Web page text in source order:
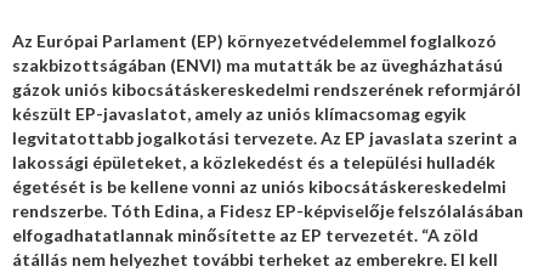
Az Európai Parlament (EP) környezetvédelemmel foglalkozó
szakbizottságában (ENVI) ma mutatták be az üvegházhatású
gázok uniós kibocsátáskereskedelmi rendszerének reformjáról
készült EP-javaslatot, amely az uniós klímacsomag egyik
legvitatottabb jogalkotási tervezete. Az EP javaslata szerint a
lakossági épületeket, a közlekedést és a települési hulladék
égetését is be kellene vonni az uniós kibocsátáskereskedelmi
rendszerbe. Tóth Edina, a Fidesz EP-képviselője felszólalásában
elfogadhatatlannak minősítette az EP tervezetét. “A zöld
átállás nem helyezhet további terheket az emberekre. El kell